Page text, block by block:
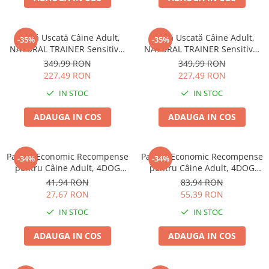
-35%
Hrană Uscată Câine Adult,
NATURAL TRAINER Sensitive,
Fără Gluten, Talie
Medie/Mare, Iepure, 12kg
349,99 RON
227,49 RON
IN STOC
ADAUGA IN COS
-35%
Hrană Uscată Câine Adult,
NATURAL TRAINER Sensitive,
Fără Gluten, Talie
Medie/Mare, Miel, 12kg
349,99 RON
227,49 RON
IN STOC
ADAUGA IN COS
-34%
Pachet Economic Recompense
pentru Câine Adult, 4DOG
GOODIES Trainer, Miel și
Orez, 6x150g
41,94 RON
27,67 RON
IN STOC
ADAUGA IN COS
-34%
Pachet Economic Recompense
pentru Câine Adult, 4DOG
GOODIES Classic, Jerky
Tenders Pui, 6x100g
83,94 RON
55,39 RON
IN STOC
ADAUGA IN COS